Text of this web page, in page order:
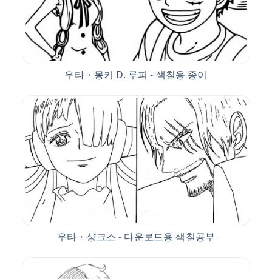
우타・몽키 D. 루피 - 색칠용 종이
우타・샹크스 - 다운로드용 색칠공부